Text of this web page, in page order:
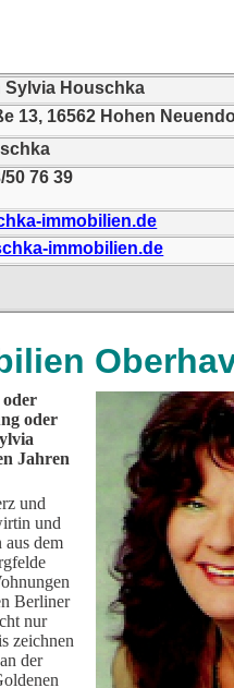
oder
Jahren
und
und
aus dem
Berliner
nur
zeichnen
der
Sylvia Houschka
13, 16562 Hohen
50 76 39
immobilien.de
immobilien.de